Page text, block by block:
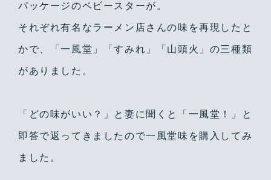
パッケージのベビースターが。
それぞれ有名なラーメン店さんの味を再現したと
かで、「一風堂」「すみれ」「山頭火」の三種類
がありました。
「どの味がいい？」と妻に聞くと「一風堂！」と
即答で返ってきましたので一風堂味を購入してみ
ました。